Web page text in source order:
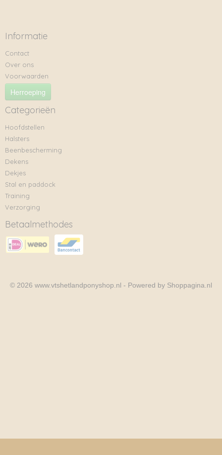
Informatie
Contact
Over ons
Voorwaarden
Herroeping
Categorieën
Hoofdstellen
Halsters
Beenbescherming
Dekens
Dekjes
Stal en paddock
Training
Verzorging
Betaalmethodes
© 2026 www.vtshetlandponyshop.nl - Powered by Shoppagina.nl